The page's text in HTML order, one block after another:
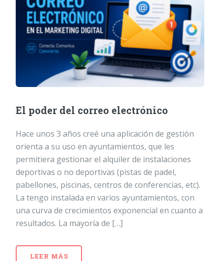
El poder del correo electrónico
Hace unos 3 años creé una aplicación de gestión
orienta a su uso en ayuntamientos, que les
permitiera gestionar el alquiler de instalaciones
deportivas o no deportivas (pistas de padel,
pabellones, piscinas, centros de conferencias, etc).
La tengo instalada en varios ayuntamientos, con
una curva de crecimientos exponencial en cuanto a
resultados. La mayoría de […]
LEER MÁS